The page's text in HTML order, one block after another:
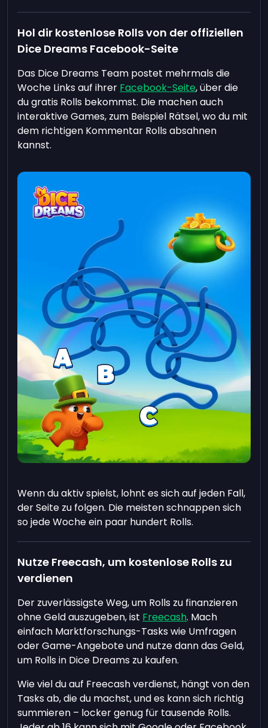
Hol dir kostenlose Rolls von der offiziellen
Dice Dreams Facebook-Seite
Das Dice Dreams Team postet mehrmals die
Woche Links auf ihrer Facebook-Seite, über die
du gratis Rolls bekommst. Die machen auch
interaktive Games, zum Beispiel Rätsel, wo du mit
dem richtigen Kommentar Rolls absahnen
kannst.
Wenn du aktiv spielst, lohnt es sich auf jeden Fall,
der Seite zu folgen. Die meisten schnappen sich
so jede Woche ein paar hundert Rolls.
Nutze Freecash, um kostenlose Rolls zu
verdienen
Der zuverlässigste Weg, um Rolls zu finanzieren
ohne Geld auszugeben, ist Freecash. Mach
einfach Marktforschungs-Tasks wie Umfragen
oder Game-Angebote und nutze dann das Geld,
um Rolls in Dice Dreams zu kaufen.
Wie viel du auf Freecash verdienst, hängt von den
Tasks ab, die du machst, und es kann sich richtig
summieren – locker genug für tausende Rolls.